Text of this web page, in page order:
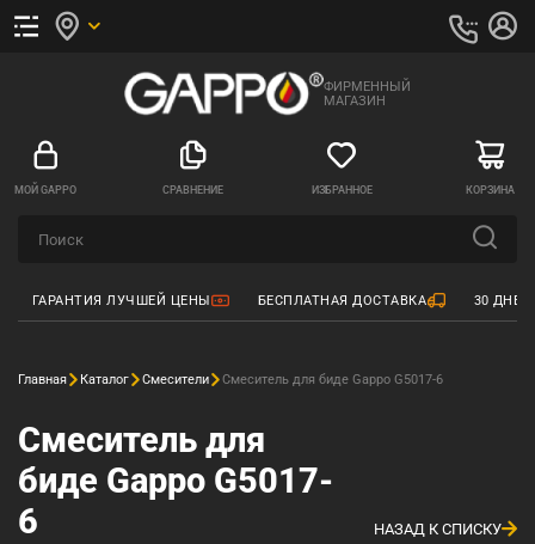
ФИРМЕННЫЙ
МАГАЗИН
МОЙ GAPPO СРАВНЕНИЕ ИЗБРАННОЕ КОРЗИНА
ГАРАНТИЯ ЛУЧШЕЙ ЦЕНЫ БЕСПЛАТНАЯ ДОСТАВКА 30
Главная Каталог Смесители Смеситель для биде Gappo G5017-6
Смеситель для
биде Gappo G5017-
6
НАЗАД К СПИСКУ